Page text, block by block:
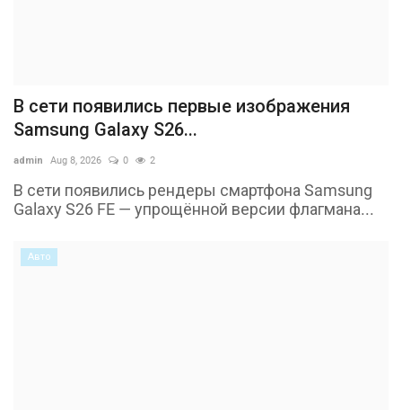
В сети появились первые изображения
Samsung Galaxy S26...
admin Aug 8, 2026 0 2
В сети появились рендеры смартфона Samsung
Galaxy S26 FE — упрощённой версии флагмана...
Авто